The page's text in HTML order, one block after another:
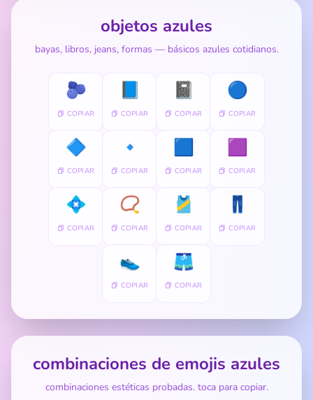
objetos azules
bayas, libros, jeans, formas — básicos azules cotidianos.
🫐
COPIAR
📘
COPIAR
📓
COPIAR
🔵
COPIAR
🔷
COPIAR
🔹
COPIAR
🟦
COPIAR
🟪
COPIAR
💠
COPIAR
📿
COPIAR
🎽
COPIAR
👖
COPIAR
👟
COPIAR
🩳
COPIAR
combinaciones de emojis azules
combinaciones estéticas probadas. toca para copiar.